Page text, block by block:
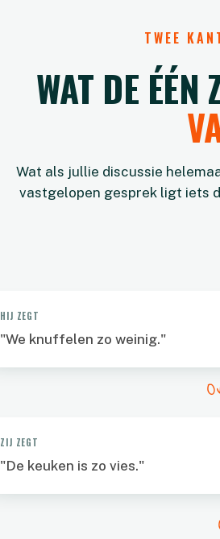
TWEE
WAT DE ÉÉN
Wat als jullie discussie
vastgelopen gesprek ligt iets
HIJ ZEGT
"We knuffelen zo weinig."
ZIJ ZEGT
"De keuken is zo vies."